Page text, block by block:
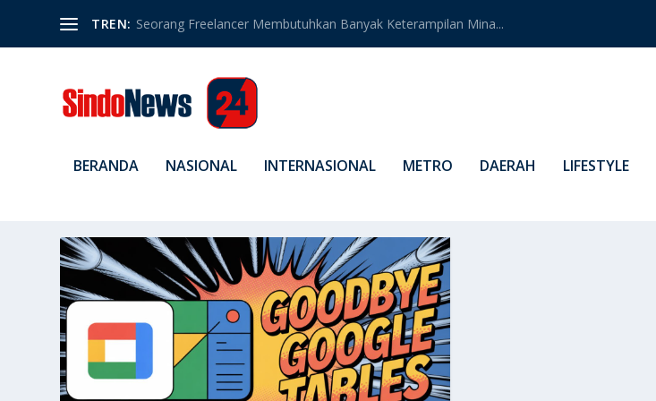
TREN: Seorang Freelancer Membutuhkan Banyak Keterampilan Mina...
BERANDA NASIONAL INTERNASIONAL METRO DAERAH LIFESTYLE